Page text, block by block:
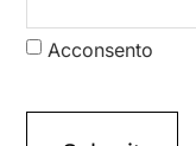
Acconsento